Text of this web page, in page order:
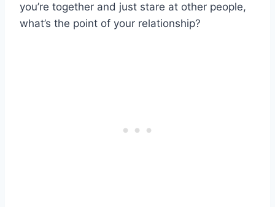
you’re together and just stare at other people,
what’s the point of your relationship?